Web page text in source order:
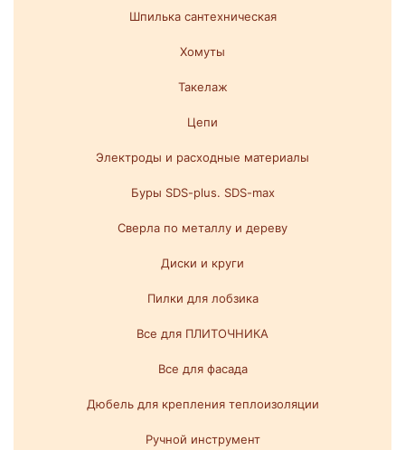
Шпилька сантехническая
Хомуты
Такелаж
Цепи
Электроды и расходные материалы
Буры SDS-plus. SDS-max
Сверла по металлу и дереву
Диски и круги
Пилки для лобзика
Все для ПЛИТОЧНИКА
Все для фасада
Дюбель для крепления теплоизоляции
Ручной инструмент